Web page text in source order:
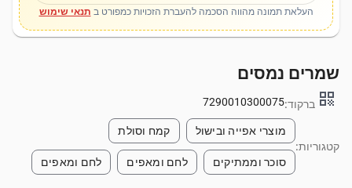
העלאת תמונה מהווה הסכמה להעברת הזכויות כמפורט ב תנאי שימוש
שמרים נמסים
qr_code ברקוד:7290010300075
קטגוריות:
מוצרי אפייה ובישול קמח וסולת
סוכר וממתיקים לחם ומאפים לחם ומאפים